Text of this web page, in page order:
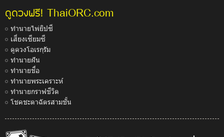
ดูดวงฟรี! ThaiORC.com
ทำนายไพ่ยิปซี
เสี่ยงเซียมซี
ดูดวงโอเรกุรัม
ทำนายฝัน
ทำนายชื่อ
ทำนายพระเคราะห์
ทำนายกราฟชีวิต
โชคชะตาฉัตรสามชั้น